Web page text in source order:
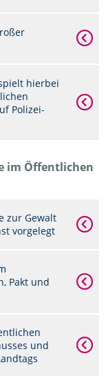
hierbei
Polizei-
im Öffentlichen
zur Gewalt
vorgelegt
Pakt und
und